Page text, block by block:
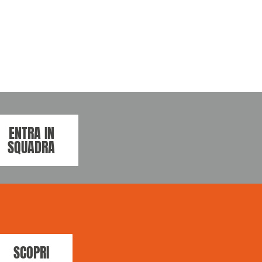
ENTRA IN
SQUADRA
SCOPRI